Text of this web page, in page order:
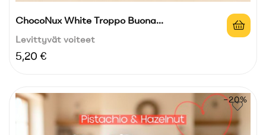
ChocoNux White Troppo Buona...
Levittyvät voiteet
Hinta
5,20 €
−20%